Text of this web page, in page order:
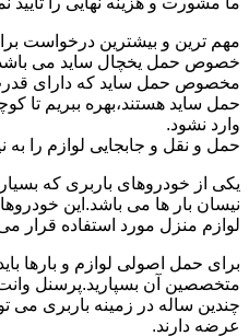
مهم ترین و بیشترین درخواست
خصوص حمل یخچال ساید می
مخصوص حمل ساید که دارای قدرت
حمل ساید هستند،بهره ببریم تا
وارد نشود.
حمل و نقل و جابجایی لوازم را به
یکی از خودروهای باربری که
نیسان بار ها می باشد.این خودروها
لوازم منزل مورد استفاده قرار
برای حمل اصولی لوازم و بارها
متخصصین آن بسپارید.پرسنل وانت
چندین ساله در زمینه باربری می
عرضه دارند.